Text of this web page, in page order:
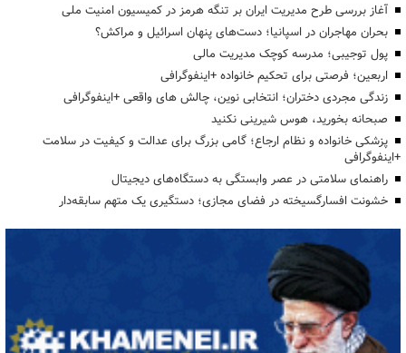
آغاز بررسی طرح مدیریت ایران بر تنگه هرمز در کمیسیون امنیت ملی
بحران مهاجران در اسپانیا؛ دست‌های پنهان اسرائیل و مراکش؟
پول توجیبی؛ مدرسه کوچک مدیریت مالی
اربعین؛ فرصتی برای تحکیم خانواده +اینفوگرافی
زندگی مجردی دختران؛ انتخابی نوین، چالش های واقعی +اینفوگرافی
صبحانه بخورید، هوس شیرینی نکنید
پزشکی خانواده و نظام ارجاع؛ گامی بزرگ برای عدالت و کیفیت در سلامت
+اینفوگرافی
راهنمای سلامتی در عصر وابستگی به دستگاه‌های دیجیتال
خشونت افسارگسیخته در فضای مجازی؛ دستگیری یک متهم سابقه‌دار